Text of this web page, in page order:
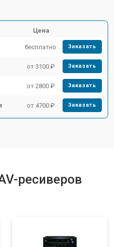
Цена
бесплатно Заказать
от 3100 ₽ Заказать
от 2800 ₽ Заказать
от 4700 ₽ Заказать
ресиверов